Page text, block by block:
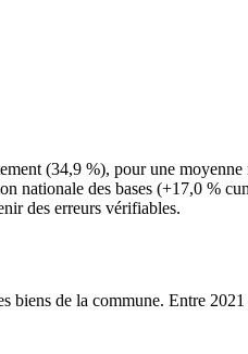
(34,9 %), pour une
des bases (+17,0 %
des erreurs vérifiables.
biens de la commune. Entre